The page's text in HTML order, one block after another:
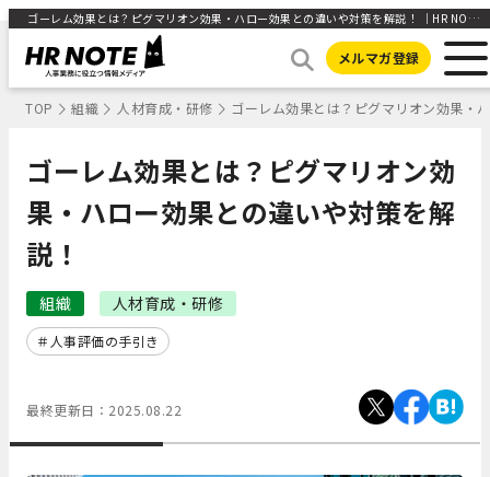
ゴーレム効果とは？ピグマリオン効果・ハロー効果との違いや対策を解説！ ｜HR NOTE
メルマガ登録
TOP 組織 人材育成・研修 ゴーレム効果とは？ピグマリオン効果・
ゴーレム効果とは？ピグマリオン効
果・ハロー効果との違いや対策を解
説！
組織 人材育成・研修
人事評価の手引き
最終更新日： 2025.08.22